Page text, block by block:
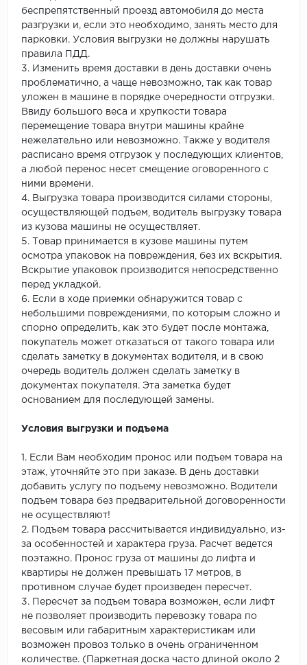
беспрепятственный проезд автомобиля до места
разгрузки и, если это необходимо, занять место для
парковки. Условия выгрузки не должны нарушать
правила ПДД.
3. Изменить время доставки в день доставки очень
проблематично, а чаще невозможно, так как товар
уложен в машине в порядке очередности отгрузки.
Ввиду большого веса и хрупкости товара
перемещение товара внутри машины крайне
нежелательно или невозможно. Также у водителя
расписано время отгрузок у последующих клиентов,
а любой перенос несет смещение оговоренного с
ними времени.
4. Выгрузка товара производится силами стороны,
осуществляющей подъем, водитель выгрузку товара
из кузова машины не осуществляет.
5. Товар принимается в кузове машины путем
осмотра упаковок на повреждения, без их вскрытия.
Вскрытие упаковок производится непосредственно
перед укладкой.
6. Если в ходе приемки обнаружится товар с
небольшими повреждениями, по которым сложно и
спорно определить, как это будет после монтажа,
покупатель может отказаться от такого товара или
сделать заметку в документах водителя, и в свою
очередь водитель должен сделать заметку в
документах покупателя. Эта заметка будет
основанием для последующей замены.
Условия выгрузки и подъема
1. Если Вам необходим пронос или подъем товара на
этаж, уточняйте это при заказе. В день доставки
добавить услугу по подъему невозможно. Водители
подъем товара без предварительной договоренности
не осуществляют!
2. Подъем товара рассчитывается индивидуально, из-
за особенностей и характера груза. Расчет ведется
поэтажно. Пронос груза от машины до лифта и
квартиры не должен превышать 17 метров, в
противном случае будет произведен пересчет.
3. Пересчет за подъем товара возможен, если лифт
не позволяет производить перевозку товара по
весовым или габаритным характеристикам или
возможен провоз только в очень ограниченном
количестве. (Паркетная доска часто длиной около 2